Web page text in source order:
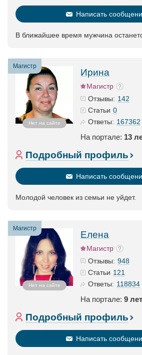
Написать
В ближайшее время мужчина
Магистр
Нет на сайте
Ирина
Магистр
Отзывы: 142
Статьи 0
Ответы: 167362
На портале: 13
Подробный профиль
Написать
Молодой человек из семьи не уйдет.
Магистр
Нет на сайте
Елена
Магистр
Отзывы: 948
Статьи 121
Ответы: 118834
На портале: 9
Подробный профиль
Написать